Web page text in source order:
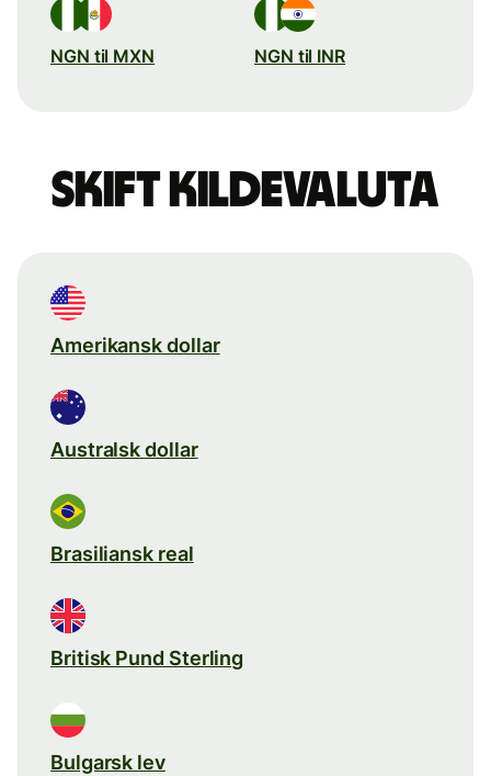
NGN til MXN NGN til INR
Skift kildevaluta
Amerikansk dollar
Australsk dollar
Brasiliansk real
Britisk Pund Sterling
Bulgarsk lev